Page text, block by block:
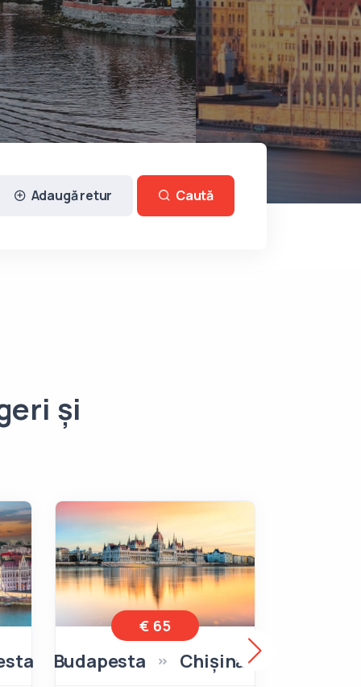
Budapesta!
Adaugă retur Caută
și
€ 65
Budapesta Chișinău